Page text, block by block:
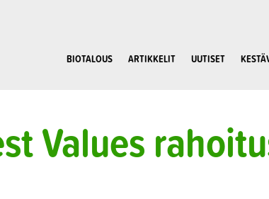
BIOTALOUS ARTIKKELIT UUTISET
Values